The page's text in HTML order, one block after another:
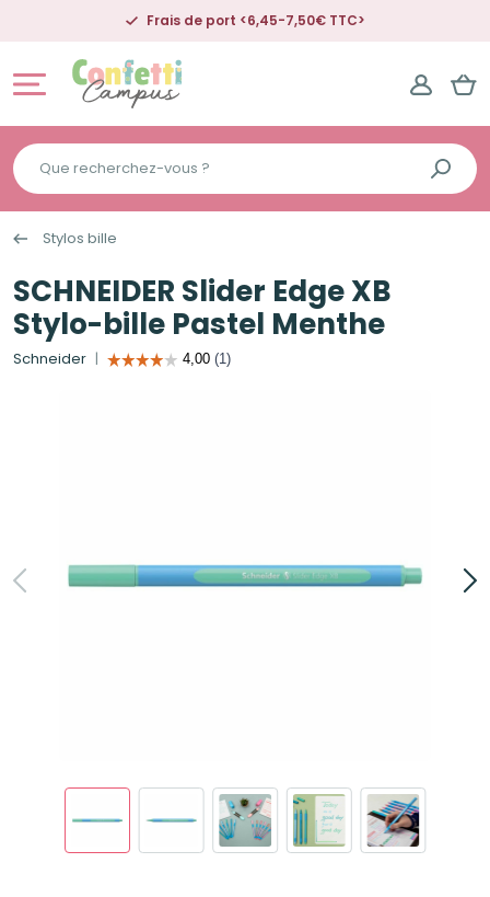
Frais de port <6,45-7,50€ TTC>
Que
recherchez-
vous
?
Stylos bille
SCHNEIDER Slider Edge XB
Stylo-bille Pastel Menthe
Schneider